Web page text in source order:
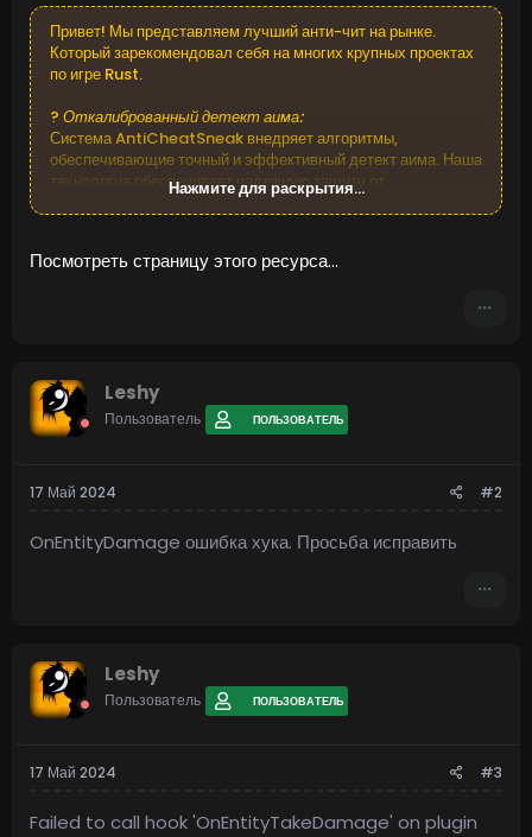
Привет! Мы представляем лучший анти-чит на рынке.
Который зарекомендовал себя на многих крупных проектах
по игре Rust.
?️ Откалиброванный детект аима:
Система AntiCheatSneak внедряет алгоритмы,
обеспечивающие точный и эффективный детект аима. Наша
технология обеспечивает надежную защиту от
недобросовестных игроков, сохраняя атмосферу честного
?Детект быстрой стрельбы:
Нажмите для раскрытия...
Посмотреть страницу этого ресурса...
Leshy
Пользователь ПОЛЬЗОВАТЕЛЬ
17 Май 2024 #2
OnEntityDamage ошибка хука. Просьба исправить
Leshy
Пользователь ПОЛЬЗОВАТЕЛЬ
17 Май 2024 #3
Failed to call hook 'OnEntityTakeDamage' on plugin